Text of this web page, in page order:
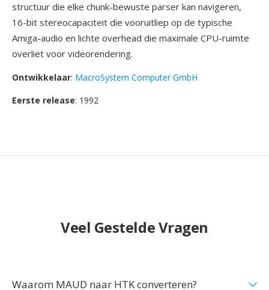
structuur die elke chunk-bewuste parser kan navigeren,
16-bit stereocapaciteit die vooruitliep op de typische
Amiga-audio en lichte overhead die maximale CPU-ruimte
overliet voor videorendering.
Ontwikkelaar: MacroSystem Computer GmbH
Eerste release: 1992
Veel Gestelde Vragen
Waarom MAUD naar HTK converteren?